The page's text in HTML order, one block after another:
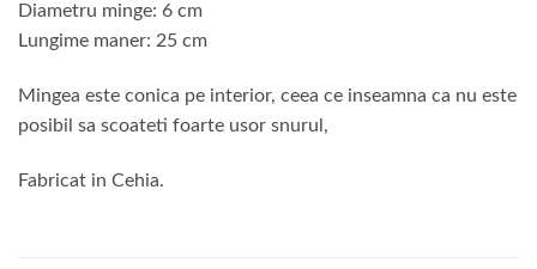
Diametru minge: 6 cm
Lungime maner: 25 cm
Mingea este conica pe interior, ceea ce inseamna ca nu este
posibil sa scoateti foarte usor snurul,
Fabricat in Cehia.